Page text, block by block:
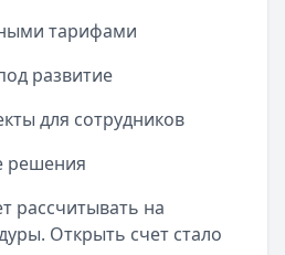
тарифами
развитие
для сотрудников
решения
рассчитывать на
Открыть счет стало